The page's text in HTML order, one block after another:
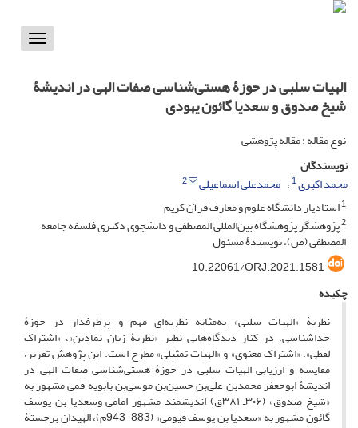
Toggle
الهیات سلبی در حوزۀ هستی‌شناسی صفات الهی در اندیشۀ
شیخ صدوق و سعدیا گائون یهودی
نوع مقاله : مقاله پژوهشی
نویسندگان
محمد اکبری1 محمدعلی اسماعیلی
2
1استادیار دانشگاه علوم و معارف قرآن کریم
2پژوهشگر پژوهشگاه بین‌المللی المصطفی و دانشجوی دکتری فلسفه جامعه
المصطفی (ص)، نویسندۀ مسئول
10.22061/ORJ.2021.1581
چکیده
نظریۀ «الهیات سلبی» به‌مثابه نظریه‌ای مهم و پرطرفدار در حوزۀ
خداشناسی، در کنار دیدگاه‌هایی نظیر «نظریۀ زبان نمادین»، «اشتراک
لفظی»، «اشتراک معنوی» و «الهیات تمثیلی» مطرح است. این پژوهش تقریر،
مقایسه و ارزیابی الهیات سلبی در حوزۀ هستی‌شناسی صفات الهی در
اندیشۀ ابوجعفر محمدبن علی‌بن حسین‌بن موسی‌بن بابویه قمی مشهور به
«شیخ صدوق» (۳۰۶ـ ۳۸۱ق) اندیشمند مشهور امامی وسعدیا بن یوسف
گائون مشهور به «سعدیا بن یوسف فیومی» (883-943م)، ‌الهی­دان برجستۀ